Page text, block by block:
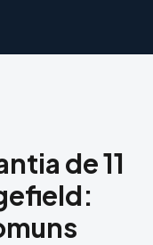
de 11
: